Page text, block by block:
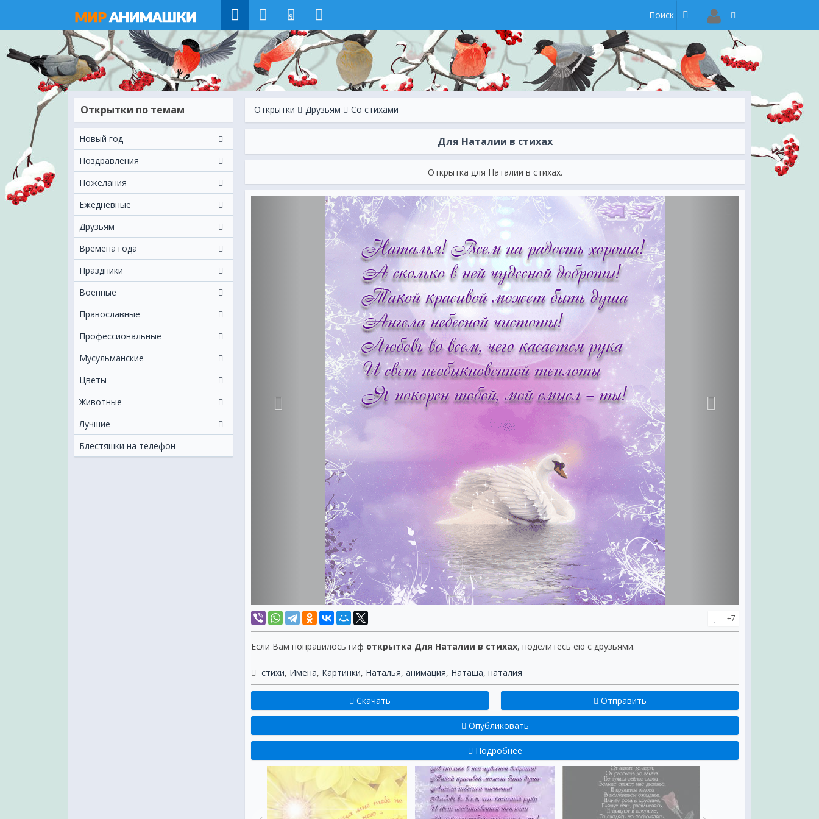
9
Открытки по темам
Новый год
Поздравления
Пожелания
Ежeдневные
Друзьям
Времена года
Праздники
Военные
Православные
Профессиональные
Мусульманские
Цветы
Животные
Лучшие
Блестяшки на телефон
Открытки Друзьям Со стихами
Для Наталии в стихах
Открытка для Наталии в стихах.
+7
Если Вам понравилось гиф открытка Для Наталии в стихах, поделитесь ею с друзьями.
стихи, Имена, Картинки, Наталья, анимация, Наташа, наталия
Скачать Отправить
Опубликовать
Подробнее